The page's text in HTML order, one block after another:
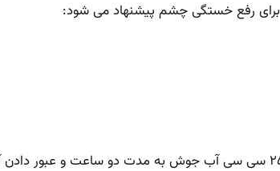
رفع خستگی چشم پیشنهاد می شود:
البته شستن چشم با چای تازه دم شده و خیساندن یک قاشق غذاخوری برگ رازیانه در